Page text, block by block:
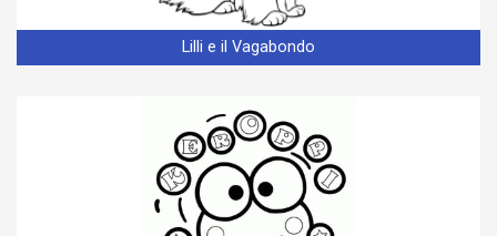
Lilli e il Vagabondo